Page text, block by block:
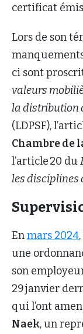
certificat
Lors de son
ci sont
valeurs
la distribution
(LDPSF),
Chambre de
l’article 20 du
les disciplines
Enmars 2024
une
son
29 janvier
qui l’ont
Naek, un